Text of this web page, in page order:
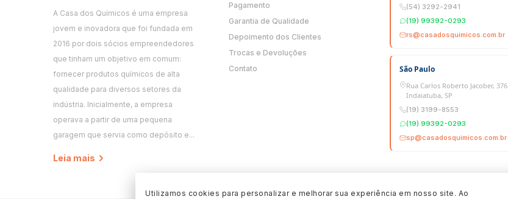
A Casa dos Químicos é uma empresa
jovem e inovadora que foi fundada em
2016 por dois sócios empreendedores
que tinham um objetivo em comum:
fornecer produtos químicos de alta
qualidade para diversos setores da
indústria. Inicialmente, a empresa
operava a partir de uma pequena
garagem que servia como depósito e...
Leia mais
Pagamento
Garantia de Qualidade
Depoimento dos Clientes
Trocas e Devoluções
Contato
(54) 3292-2941
(19) 99392-0293
rs@casadosquimicos.com.br
São Paulo
Rua Carlos Roberto Jacober, 376
Indaiatuba, SP
(19) 3199-8553
(19) 99392-0293
sp@casadosquimicos.com.br
Utilizamos cookies para personalizar e melhorar sua experiência em nosso site. Ao